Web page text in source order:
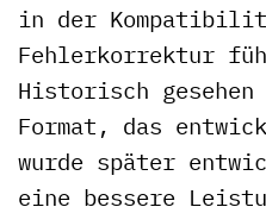
in der
Fehlerkorrektur
Historisch gesehen
Format, das
wurde später
eine bessere